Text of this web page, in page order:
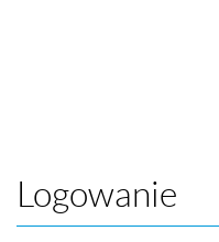
Logowanie